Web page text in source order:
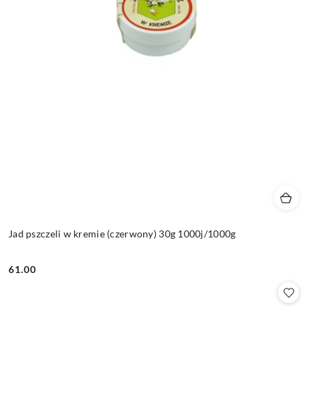
Jad pszczeli w kremie (czerwony) 30g 1000j/1000g
Cena:
61.00